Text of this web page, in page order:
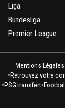
Liga
Bundesliga
Premier League
Mentions
•Retrouvez votre
•PSG transfert•Football